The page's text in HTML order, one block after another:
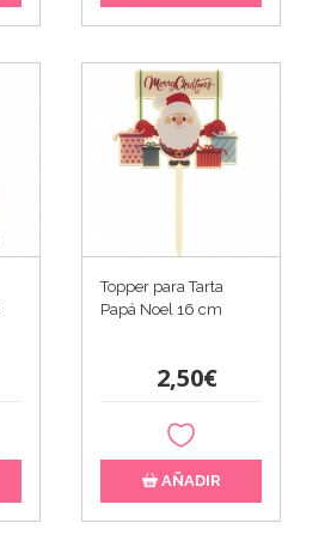
Topper para Tarta
Papá Noel 16 cm
2,50€
AÑADIR